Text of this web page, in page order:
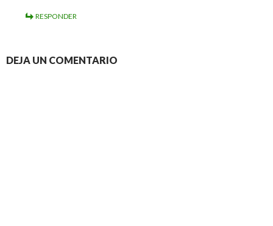
RESPONDER
DEJA UN COMENTARIO